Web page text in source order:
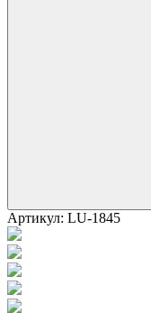
Артикул: LU-1845